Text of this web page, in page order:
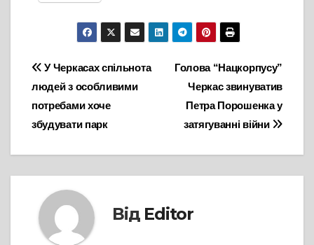
Навігація
записів
Голова “Нацкорпусу”
Черкас звинуватив
Петра Порошенка у
затягуванні війни
У Черкасах спільнота
людей з особливими
потребами хоче
збудувати парк
Від Editor